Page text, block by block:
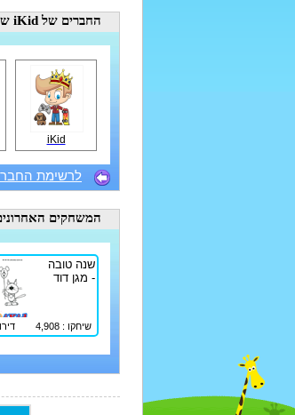
החברים של iKid שף
iKid
לרשימת
המשחקים
שנה טובה
- מגן דוד
שיחקו : 4,908